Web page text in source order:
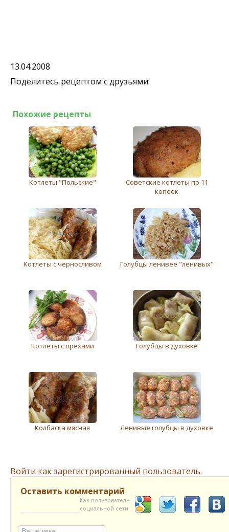
13.04.2008
Поделитесь рецептом с друзьями:
Похожие рецепты
Котлеты "Польские"
Советские котлеты по 11
копеек
Котлеты с черносливом Голубцы ленивее "ленивых"
Котлеты с орехами Голубцы в духовке
Колбаска мясная Ленивые голубцы в духовке
Войти как зарегистрированный пользователь.
Оставить комментарий
Как пользователь
социальной сети